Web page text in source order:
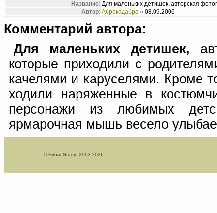
Название: Для маленьких детишек, авторская
Автор: Абракадабра » 08.09.2006
Комментарий автора:
Для маленьких детишек,
которые приходили с
качелями и каруселями. Кроме
ходили наряженные в
персонажи из любимых
ярмарочная мышь весело
© Evbar Studio 2003-2026